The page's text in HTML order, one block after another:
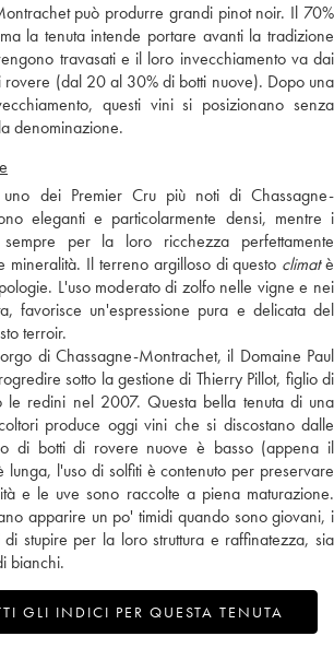
può produrre grandi pinot noir. Il 70%
la tenuta intende portare avanti la tradizione
travasati e il loro invecchiamento va dai
rovere (dal 20 al 30% di botti nuove). Dopo una
questi vini si posizionano senza
denominazione.
dei Premier Cru più noti di Chassagne-
eleganti e particolarmente densi, mentre i
per la loro ricchezza perfettamente
mineralità. Il terreno argilloso di questo climatè
L'uso moderato di zolfo nelle vigne e nei
favorisce un'espressione pura e delicata del
terroir.
di Chassagne-Montrachet, il Domaine Paul
sotto la gestione di Thierry Pillot, figlio di
le redini nel 2007. Questa bella tenuta di una
produce oggi vini che si discostano dalle
di botti di rovere nuove è basso (appena il
lunga, l'uso di solfiti è contenuto per preservare
e le uve sono raccolte a piena maturazione.
apparire un po' timidi quando sono giovani, i
stupire per la loro struttura e raffinatezza, sia
bianchi.
GLI INDICI PER QUESTA TENUTA